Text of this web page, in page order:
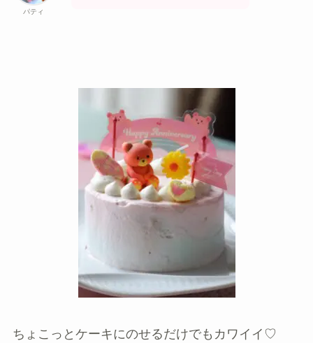
パティ
ちょこっとケーキにのせるだけでもカワイイ♡